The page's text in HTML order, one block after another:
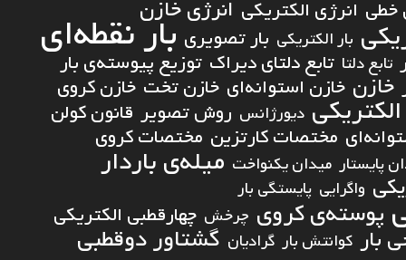
خطی انرژی الکتریکی انرژی خازن
بار الکتریکی بار تصویری بار نقطه‌ای
تابع دلتا تابع دلتای دیراک توزیع پیوسته‌ی بار
خازن خازن استوانه‌ای خازن تخت خازن کروی
دیورژانس روش تصویر قانون کولن
مختصات کارتزین مختصات کروی
پایستار میدان یکنواخت میله‌ی باردار
واگرایی پایستگی بار
پوسته‌ی کروی چرخش چهارقطبی الکتریکی
بار کوانتش بار گرادیان گشتاور دوقطبی